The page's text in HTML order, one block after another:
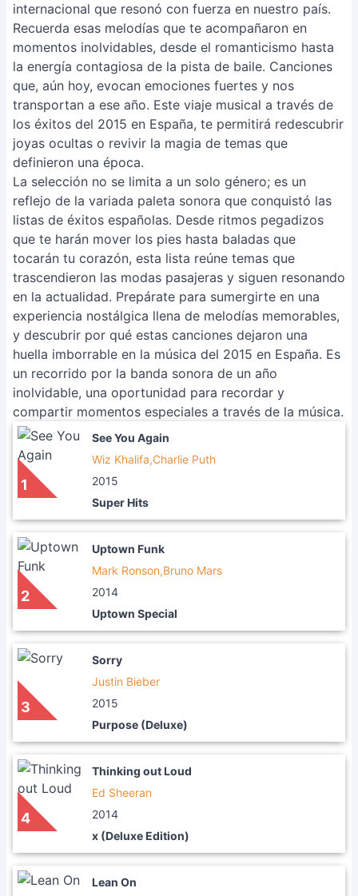
internacional que resonó con fuerza en nuestro país.
Recuerda esas melodías que te acompañaron en
momentos inolvidables, desde el romanticismo hasta
la energía contagiosa de la pista de baile. Canciones
que, aún hoy, evocan emociones fuertes y nos
transportan a ese año. Este viaje musical a través de
los éxitos del 2015 en España, te permitirá redescubrir
joyas ocultas o revivir la magia de temas que
definieron una época.
La selección no se limita a un solo género; es un
reflejo de la variada paleta sonora que conquistó las
listas de éxitos españolas. Desde ritmos pegadizos
que te harán mover los pies hasta baladas que
tocarán tu corazón, esta lista reúne temas que
trascendieron las modas pasajeras y siguen resonando
en la actualidad. Prepárate para sumergirte en una
experiencia nostálgica llena de melodías memorables,
y descubrir por qué estas canciones dejaron una
huella imborrable en la música del 2015 en España. Es
un recorrido por la banda sonora de un año
inolvidable, una oportunidad para recordar y
compartir momentos especiales a través de la música.
1
See You Again
Wiz Khalifa,Charlie Puth
2015
Super Hits
2
Uptown Funk
Mark Ronson,Bruno Mars
2014
Uptown Special
3
Sorry
Justin Bieber
2015
Purpose (Deluxe)
4
Thinking out Loud
Ed Sheeran
2014
x (Deluxe Edition)
Lean On